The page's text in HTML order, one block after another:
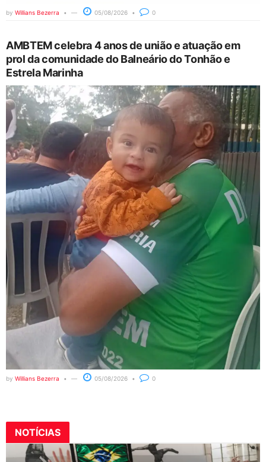
by Willians Bezerra 05/08/2026 0
AMBTEM celebra 4 anos de união e atuação em
prol da comunidade do Balneário do Tonhão e
Estrela Marinha
by Willians Bezerra 05/08/2026 0
NOTÍCIAS